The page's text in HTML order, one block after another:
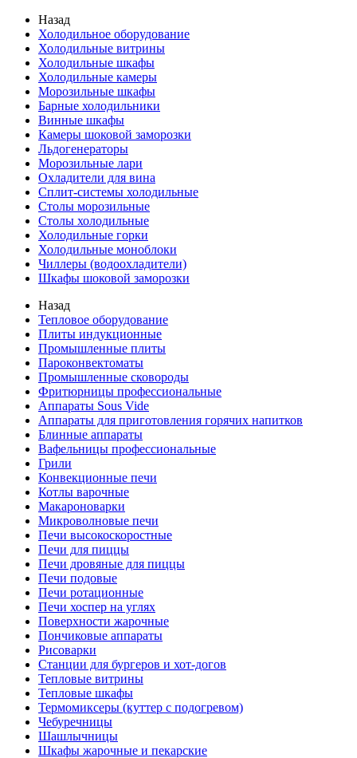
Назад
Холодильное оборудование
Холодильные витрины
Холодильные шкафы
Холодильные камеры
Морозильные шкафы
Барные холодильники
Винные шкафы
Камеры шоковой заморозки
Льдогенераторы
Морозильные лари
Охладители для вина
Сплит-системы холодильные
Столы морозильные
Столы холодильные
Холодильные горки
Холодильные моноблоки
Чиллеры (водоохладители)
Шкафы шоковой заморозки
Назад
Тепловое оборудование
Плиты индукционные
Промышленные плиты
Пароконвектоматы
Промышленные сковороды
Фритюрницы профессиональные
Аппараты Sous Vide
Аппараты для приготовления горячих напитков
Блинные аппараты
Вафельницы профессиональные
Грили
Конвекционные печи
Котлы варочные
Макароноварки
Микроволновые печи
Печи высокоскоростные
Печи для пиццы
Печи дровяные для пиццы
Печи подовые
Печи ротационные
Печи хоспер на углях
Поверхности жарочные
Пончиковые аппараты
Рисоварки
Станции для бургеров и хот-догов
Тепловые витрины
Тепловые шкафы
Термомиксеры (куттер с подогревом)
Чебуречницы
Шашлычницы
Шкафы жарочные и пекарские